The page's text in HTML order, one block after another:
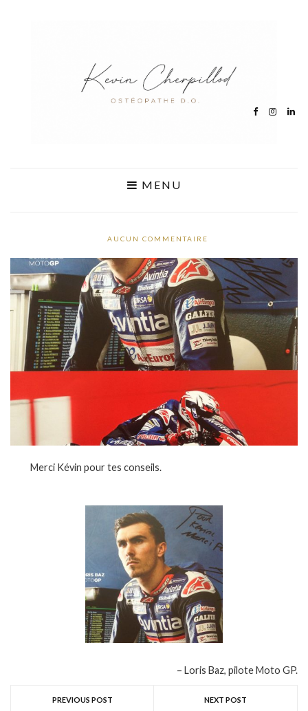
MENU
AUCUN COMMENTAIRE
Merci Kévin pour tes conseils.
Loris Baz, pilote Moto GP.
PREVIOUS POST NEXT POST